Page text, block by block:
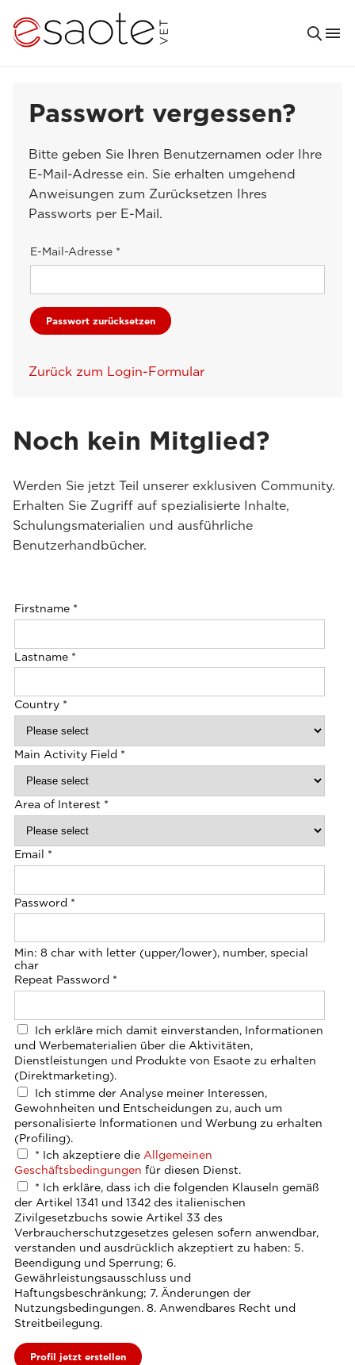
Passwort vergessen?
Bitte geben Sie Ihren Benutzernamen oder Ihre
E-Mail-Adresse ein. Sie erhalten umgehend
Anweisungen zum Zurücksetzen Ihres
Passworts per E-Mail.
E-Mail-Adresse *
Zurück zum Login-Formular
Noch kein Mitglied?
Werden Sie jetzt Teil unserer exklusiven Community.
Erhalten Sie Zugriff auf spezialisierte Inhalte,
Schulungsmaterialien und ausführliche
Benutzerhandbücher.
Firstname *
Lastname *
Country *
Main Activity Field *
Area of Interest *
Email *
Password *
Min: 8 char with letter (upper/lower), number, special
char
Repeat Password *
und Werbematerialien über die Aktivitäten,
Dienstleistungen und Produkte von Esaote zu erhalten
(Direktmarketing).
Gewohnheiten und Entscheidungen zu, auch um
personalisierte Informationen und Werbung zu erhalten
(Profiling).
* Ich akzeptiere die Allgemeinen
Geschäftsbedingungen für diesen Dienst.
*
der Artikel 1341 und 1342 des italienischen
Zivilgesetzbuchs sowie Artikel 33 des
Verbraucherschutzgesetzes gelesen sofern anwendbar,
verstanden und ausdrücklich akzeptiert zu haben: 5.
Beendigung und Sperrung; 6.
Gewährleistungsausschluss und
Haftungsbeschränkung; 7. Änderungen der
Nutzungsbedingungen. 8. Anwendbares Recht und
Streitbeilegung.